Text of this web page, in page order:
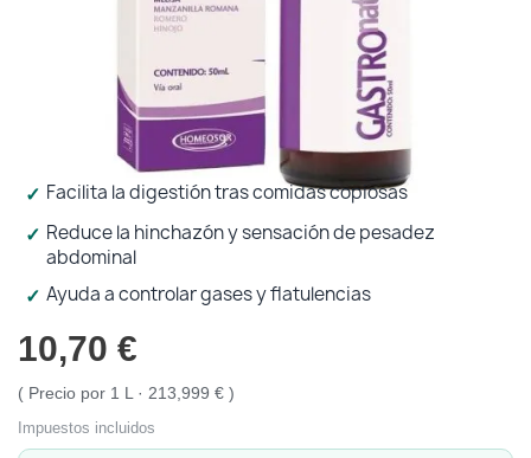
Protección solar
Higiene
Ortopedia
Salud
Protección solar
Higiene
Ortopedia
Salud
Facilita la digestión tras comidas copiosas
Reduce la hinchazón y sensación de pesadez
abdominal
Ayuda a controlar gases y flatulencias
10,70 €
Precio por 1 L · 213,999 €
Impuestos incluidos